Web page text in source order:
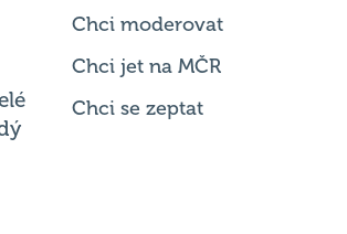
Chci moderovat
Chci jet na MČR
Chci se zeptat